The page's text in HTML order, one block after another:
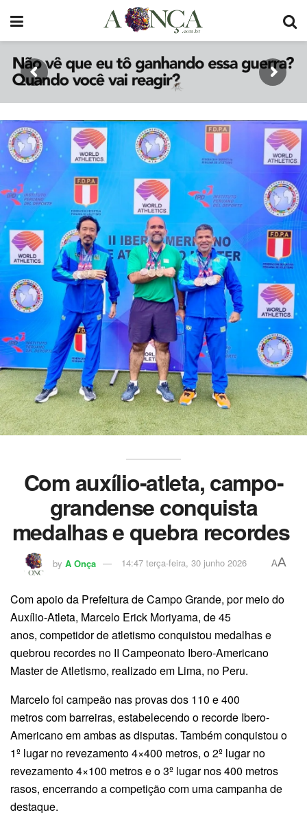
Com auxílio-atleta, campo-
grandense conquista
medalhas e quebra recordes
by A Onça 14:47 terça-feira, 30 junho 2026 AA
Com apoio da Prefeitura de Campo Grande, por meio do
Auxílio-Atleta, Marcelo Erick Moriyama, de 45
anos, competidor de atletismo conquistou medalhas e
quebrou recordes no II Campeonato Ibero-Americano
Master de Atletismo, realizado em Lima, no Peru.
Marcelo foi campeão nas provas dos 110 e 400
metros com barreiras, estabelecendo o recorde Ibero-
Americano em ambas as disputas. Também conquistou o
1º lugar no revezamento 4×400 metros, o 2º lugar no
revezamento 4×100 metros e o 3º lugar nos 400 metros
rasos, encerrando a competição com uma campanha de
destaque.